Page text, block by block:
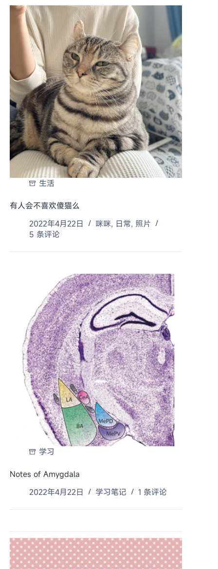
生活
有人会不喜欢傻猫么
2022年4月22日
咪咪, 日常, 照片
5 条评论
学习
Notes of Amygdala
2022年4月22日
学习笔记 1 条评论